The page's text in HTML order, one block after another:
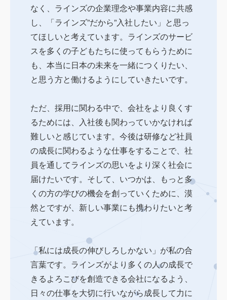
なく、ラインズの企業理念や事業内容に共感
し、「ラインズ”だから”入社したい」と思っ
てほしいと考えています。ラインズのサービ
スを多くの子どもたちに使ってもらうために
も、本当に日本の未来を一緒につくりたい、
と思う方と働けるようにしていきたいです。
ただ、採用に関わる中で、会社をより良くす
るためには、入社後も関わっていかなければ
難しいと感じています。今後は研修など社員
の成長に関わるような仕事をすることで、社
員を通してラインズの思いをより深く社会に
届けたいです。そして、いつかは、もっと多
くの方の学びの機会を創っていくために、漠
然とですが、新しい事業にも携わりたいと考
えています。
「私には成長の伸びしろしかない」が私の合
言葉です。ラインズがより多くの人の成長で
きるよろこびを創造できる会社になるよう、
日々の仕事を大切に行いながら成長して力に